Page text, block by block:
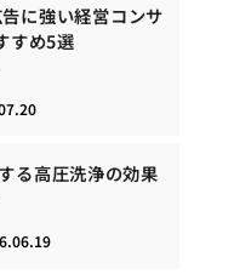
に強い経営コンサ
すめ5選
る高圧洗浄の効果